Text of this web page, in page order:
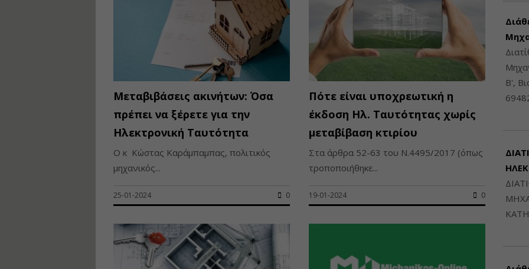
Μεταβιβάσεις ακινήτων: Όσα
πρέπει να ξέρετε για την
Ηλεκτρονική Ταυτότητα
O κ Κώστας Καράμπαμπας, πολιτικός
μηχανικός...
25-01-2024 0
Πότε είναι υποχρεωτική η
έκδοση Ηλ. Ταυτότητας χωρίς
μεταβίβαση κτιρίου
Στα άρθρα 52-63 του Ν.4495/2017 (όπως
τροποποιήθηκε...
19-01-2024 0
Β',